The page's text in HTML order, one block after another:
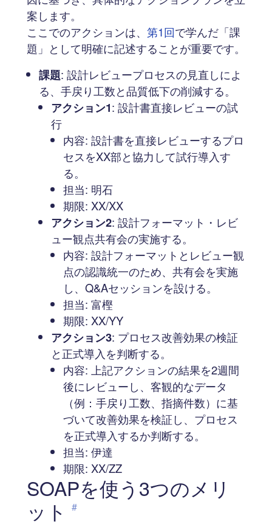
案します。
ここでのアクションは、 第1回で学んだ「課
題」として明確に記述することが重要です。
課題: 設計レビュープロセスの見直しによ
る、手戻り工数と品質低下の削減する。
アクション1: 設計書直接レビューの試
行
内容: 設計書を直接レビューするプロ
セスをXX部と協力して試行導入す
る。
担当: 明石
期限: XX/XX
アクション2: 設計フォーマット・レビ
ュー観点共有会の実施する。
内容: 設計フォーマットとレビュー観
点の認識統一のため、共有会を実施
し、Q&Aセッションを設ける。
担当: 富樫
期限: XX/YY
アクション3: プロセス改善効果の検証
と正式導入を判断する。
内容: 上記アクションの結果を2週間
後にレビューし、客観的なデータ
（例：手戻り工数、指摘件数）に基
づいて改善効果を検証し、プロセス
を正式導入するか判断する。
担当: 伊達
期限: XX/ZZ
SOAPを使う3つのメリ
ット
#